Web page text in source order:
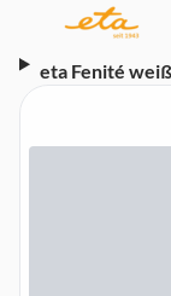
eta Fenité